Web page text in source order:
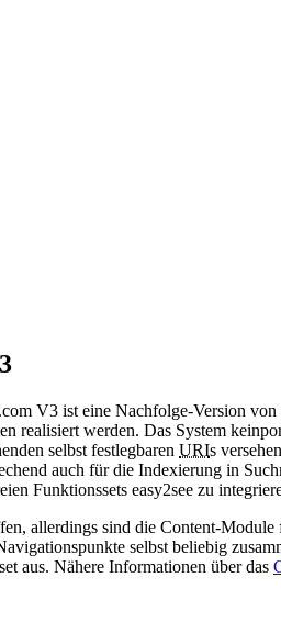
V3 ist eine Nachfolge-Version
realisiert werden. Das System
selbst festlegbaren URIs
auch für die Indexierung in
Funktionssets easy2see zu
allerdings sind die Content-
selbst beliebig
aus. Nähere Informationen über das